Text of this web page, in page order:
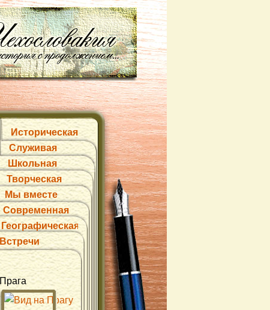
Историческая
Служивая
Школьная
Творческая
Мы вместе
Современная
Географическая
Встречи
Прага